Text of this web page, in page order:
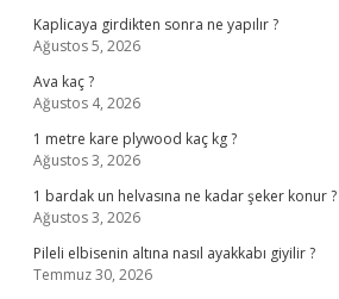
Kaplicaya girdikten sonra ne yapılır ?
Ağustos 5, 2026
Ava kaç ?
Ağustos 4, 2026
1 metre kare plywood kaç kg ?
Ağustos 3, 2026
1 bardak un helvasına ne kadar şeker konur ?
Ağustos 3, 2026
Pileli elbisenin altına nasıl ayakkabı giyilir ?
Temmuz 30, 2026